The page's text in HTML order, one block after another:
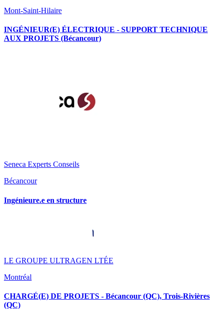
Mont-Saint-Hilaire
INGÉNIEUR(E) ÉLECTRIQUE - SUPPORT TECHNIQUE
AUX PROJETS (Bécancour)
Seneca Experts Conseils
Bécancour
Ingénieure.e en structure
LE GROUPE ULTRAGEN LTÉE
Montréal
CHARGÉ(E) DE PROJETS - Bécancour (QC), Trois-Rivières
(QC)